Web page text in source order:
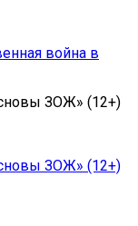
война в
ЗОЖ» (12+)
ЗОЖ» (12+)